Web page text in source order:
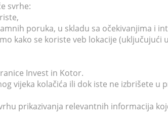
svrhe:
poruka, u skladu sa očekivanjima i
kako se koriste veb lokacije (uključujući
Invest in Kotor.
vijeka kolačića ili dok iste ne izbrišete u
prikazivanja relevantnih informacija